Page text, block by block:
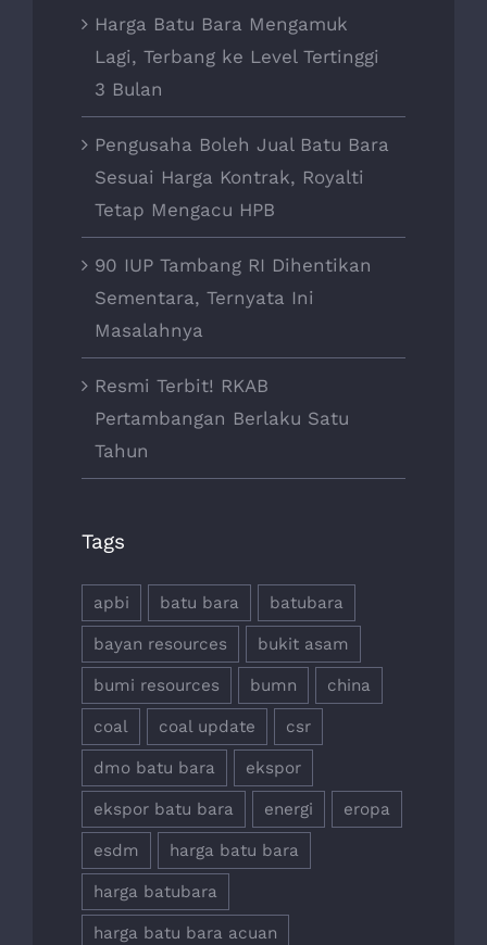
Harga Batu Bara Mengamuk
Lagi, Terbang ke Level Tertinggi
3 Bulan
Pengusaha Boleh Jual Batu Bara
Sesuai Harga Kontrak, Royalti
Tetap Mengacu HPB
90 IUP Tambang RI Dihentikan
Sementara, Ternyata Ini
Masalahnya
Resmi Terbit! RKAB
Pertambangan Berlaku Satu
Tahun
Tags
apbi batu bara batubara
bayan resources bukit asam
bumi resources bumn china
coal coal update csr
dmo batu bara ekspor
ekspor batu bara energi eropa
esdm harga batu bara
harga batubara
harga batu bara acuan